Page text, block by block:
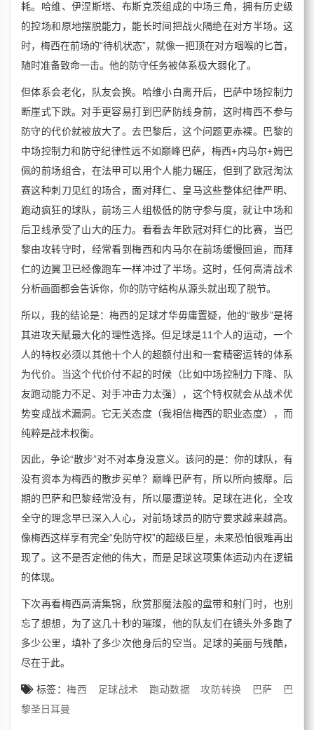
耗。哈维、伊涅斯塔、布斯克茨组成的中场三角，拥有历史级
的控场和原地摆脱能力，能长时间把战火隔绝在对方半场。这
时，梅西在前场的“待机状态”，就像一把顶在对方咽喉的匕首，
随时准备致命一击。他的防守任务被体系极大弱化了。
但体系会老化，队友会换。哈维小白离开后，巴萨中场控制力
断崖式下跌。对手更容易打到巴萨防线身前，这时梅西不参与
防守的代价就被放大了。去巴黎后，这个问题更赤裸。巴黎的
中场控制力和防守纪律性远不如巅峰巴萨，梅西+内马尔+姆巴
佩的前场组合，在法甲可以用个人能力碾压，但到了欧冠淘汰
赛这种刺刀见红的场合，面对拜仁、皇马这些整体纪律严明、
跑动疯狂的球队，前场三人组极低的防守参与度，就让中场和
后卫线承受了山大的压力。看看去年欧冠对拜仁的比赛，当巴
黎由攻转守时，经常看到梅西和内马尔在前场缓慢回追，而拜
仁的边翼卫已经像跑车一样冲过了半场。这时，任何高清战术
分析画面都会告诉你，你的防守结构从源头就出现了脱节。
所以，我的结论是：梅西的足球才华毋庸置疑，他的“散步”是将
其进攻天赋最大化的理性选择。但足球是11个人的运动，一个
人的特权必须以其他十个人的超额付出和一套精密运转的体系
为代价。当这个代价付不起的时候（比如中场控制力下降、队
友跑动能力不足、对手冲击力太强），这个特权就会从战术优
势变成战术漏洞。它无关态度（我相信梅西的职业态度），而
纯粹是战术权衡。
因此，争论“散步”对不对本身没意义。该问的是：你的球队，有
没有资本为梅西的散步买单？巅峰巴萨有，所以所向披靡。后
期的巴萨和巴黎经常没有，所以屡遭逆转。足球在进化，全攻
全守的理念早已深入人心，对前场球员的防守要求越来越高。
像梅西这样享有完全“免防守权”的超级巨星，未来恐怕很难再出
现了。这不是否定他的伟大，而是足球这项集体运动内在逻辑
的体现。
下次再看梅西高清集锦，欣赏那魔法般的盘带和射门时，也别
忘了想想，为了这几十秒的璀璨，他的队友们在镜头外多跑了
多少公里，填补了多少次他身后的空当。足球的美丽与残酷，
尽在于此。
标签：梅西 足球战术 跑动数据 攻防转换 巴萨
巴
黎圣日耳曼